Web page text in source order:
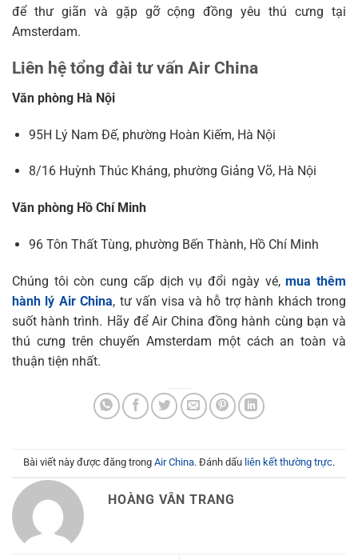
để thư giãn và gặp gỡ cộng đồng yêu thú cưng tại
Amsterdam.
Liên hệ tổng đài tư vấn Air China
Văn phòng Hà Nội
95H Lý Nam Đế, phường Hoàn Kiếm, Hà Nội
8/16 Huỳnh Thúc Kháng, phường Giảng Võ, Hà Nội
Văn phòng Hồ Chí Minh
96 Tôn Thất Tùng, phường Bến Thành, Hồ Chí Minh
Chúng tôi còn cung cấp dịch vụ đổi ngày vé,mua thêm
hành lý Air China, tư vấn visa và hỗ trợ hành khách trong
suốt hành trình. Hãy để Air China đồng hành cùng bạn và
thú cưng trên chuyến Amsterdam một cách an toàn và
thuận tiện nhất.
Bài viết này được đăng trong Air China. Đánh dấu liên kết thường trực.
HOÀNG VÂN TRANG